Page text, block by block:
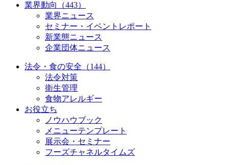
業界動向（443）
業界ニュース
セミナー・イベントレポート
新業態ニュース
企業団体ニュース
法令・食の安全（144）
法令対策
衛生管理
食物アレルギー
お役立ち
ノウハウブック
メニューテンプレート
展示会・セミナー
フーズチャネルタイムズ